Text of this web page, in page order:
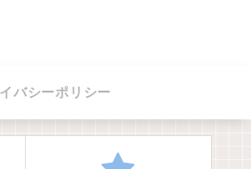
バシーポリシー